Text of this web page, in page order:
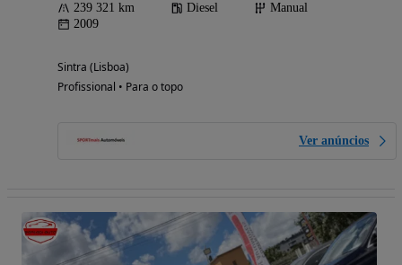
239 321 km Diesel
Manual
2009
Sintra (Lisboa)
Profissional • Para o topo
Ver anúncios